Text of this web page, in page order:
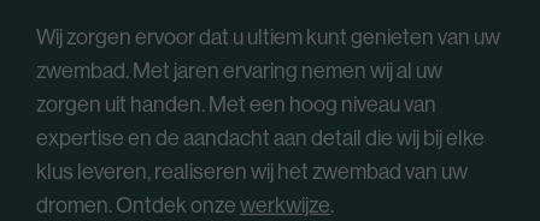
Wij zorgen ervoor dat u ultiem kunt genieten van uw
zwembad. Met jaren ervaring nemen wij al uw
zorgen uit handen. Met een hoog niveau van
expertise en de aandacht aan detail die wij bij elke
klus leveren, realiseren wij het zwembad van uw
dromen. Ontdek onzewerkwijze.